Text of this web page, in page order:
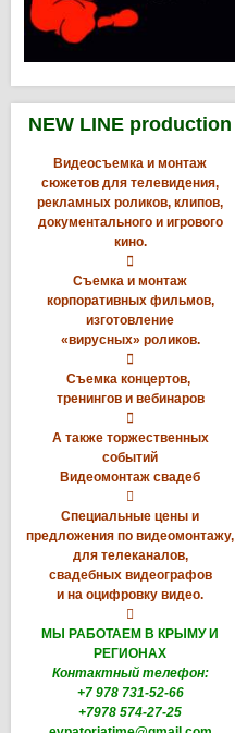
NEW LINE production
Видеосъемка и монтаж
сюжетов для телевидения,
рекламных роликов, клипов,
документального и игрового
кино.

Съемка и монтаж
корпоративных фильмов,
изготовление
«вирусных» роликов.

Съемка концертов,
тренингов и вебинаров

А также торжественных
событий
Видеомонтаж свадеб

Специальные цены и
предложения по видеомонтажу,
для телеканалов,
свадебных видеографов
и на оцифровку видео.

МЫ РАБОТАЕМ В КРЫМУ И
РЕГИОНАХ
Контактный телефон:
+7 978 731-52-66
+7978 574-27-25